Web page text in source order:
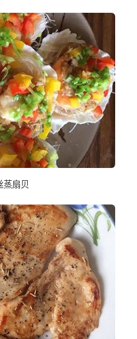
蒸扇贝